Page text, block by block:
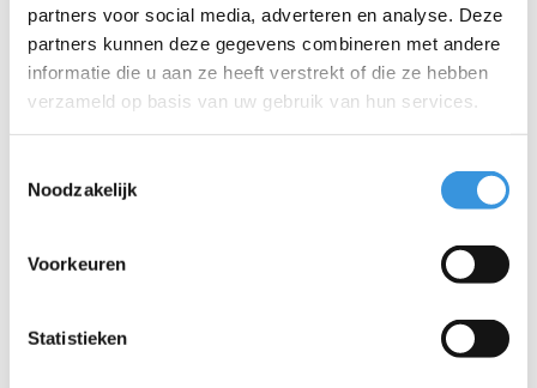
partners voor social media, adverteren en analyse. Deze
partners kunnen deze gegevens combineren met andere
informatie die u aan ze heeft verstrekt of die ze hebben
verzameld op basis van uw gebruik van hun services.
Noodzakelijk
Voorkeuren
Statistieken